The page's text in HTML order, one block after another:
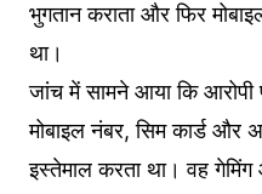
भुगतान कराता और फिर
था।
जांच में सामने आया कि आरोपी
मोबाइल नंबर, सिम कार्ड
इस्तेमाल करता था। वह